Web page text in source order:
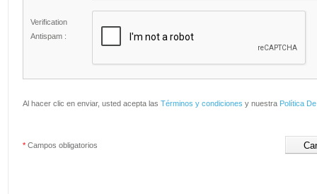
Verification
Antispam :
Al hacer clic en enviar, usted acepta las Términos y condiciones y nuestra Política
* Campos obligatorios